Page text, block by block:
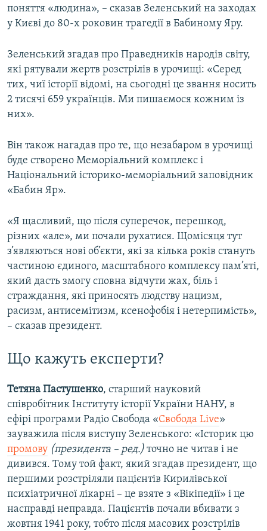
поняття «людина», – сказав Зеленський на заходах
у Києві до 80-х роковин трагедії в Бабиному Яру.
Зеленський згадав про Праведників народів світу,
які рятували жертв розстрілів в урочищі: «Серед
тих, чиї історії відомі, на сьогодні це звання носить
2 тисячі 659 українців. Ми пишаємося кожним із
них».
Він також нагадав про те, що незабаром в урочищі
буде створено Меморіальний комплекс і
Національний історико-меморіальний заповідник
«Бабин Яр».
«Я щасливий, що після суперечок, перешкод,
різних «але», ми почали рухатися. Щомісяця тут
з’являються нові об’єкти, які за кілька років стануть
частиною єдиного, масштабного комплексу пам’яті,
який дасть змогу сповна відчути жах, біль і
страждання, які приносять людству нацизм,
расизм, антисемітизм, ксенофобія і нетерпимість»,
– сказав президент.
Що кажуть експерти?
Тетяна Пастушенко, старший науковий
співробітник Інституту історії України НАНУ, в
ефірі програми Радіо Свобода «Свобода Live»
зауважила після виступу Зеленського: «Історик цю
промову (президента – ред.) точно не читав і не
дивився. Тому той факт, який згадав президент, що
першими розстріляли пацієнтів Кирилівської
психіатричної лікарні – це взяте з «Вікіпедії» і це
насправді неправда. Пацієнтів почали вбивати з
жовтня 1941 року, тобто після масових розстрілів